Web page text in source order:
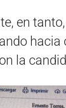
en
hacia
la